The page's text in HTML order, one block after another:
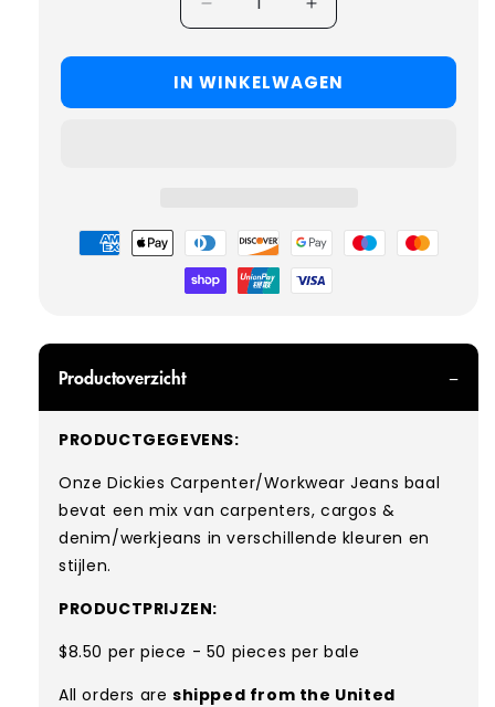
Verminder
hoeveelheid
voor
50x
DICKIES
Verhoog
de
hoeveelheid
voor
50x
IN WINKELWAGEN
Betaalmethoden
Productoverzicht
PRODUCTGEGEVENS:
Onze Dickies Carpenter/Workwear Jeans baal
bevat een mix van carpenters, cargos &
denim/werkjeans in verschillende kleuren en
stijlen.
PRODUCTPRIJZEN:
$8.50 per piece - 50 pieces per bale
All orders are shipped from the United